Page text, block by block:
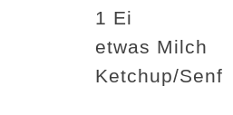
1 Ei
etwas Milch
Ketchup/Senf